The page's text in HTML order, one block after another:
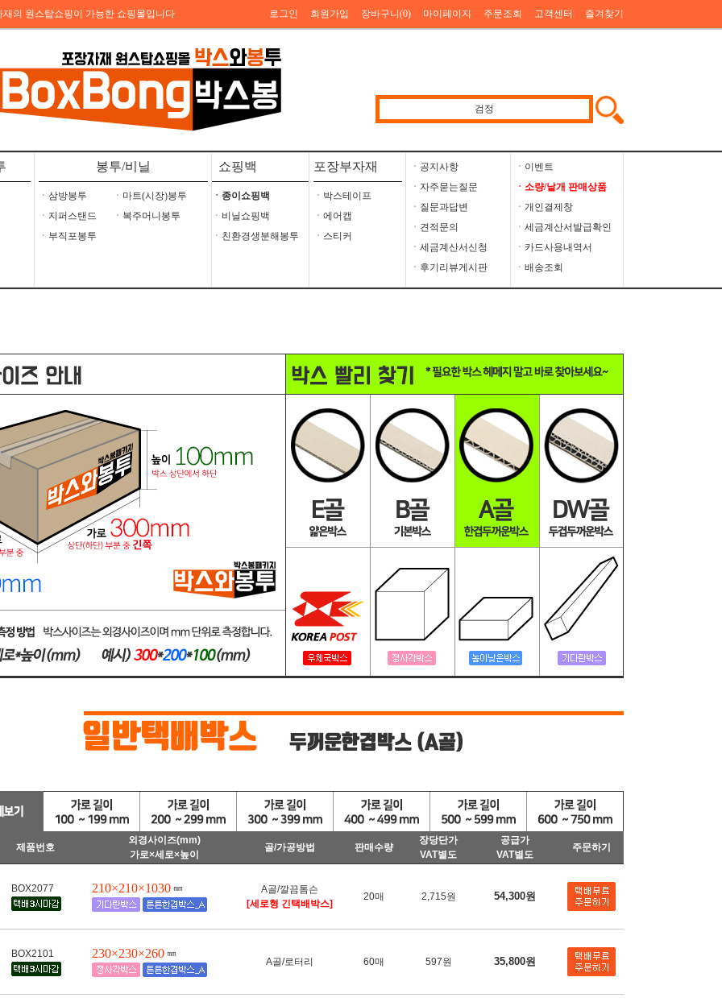
의 원스탑쇼핑이 가능한 쇼핑몰입니다 로그인 회원가입 장바구니(0) 마이페이지 주문조회 고객센터 즐겨찾기
봉투/비닐
ㆍ삼방봉투
ㆍ마트(시장)봉투
ㆍ지퍼스탠드
ㆍ복주머니봉투
ㆍ부직포봉투
쇼핑백
ㆍ종이쇼핑백
ㆍ비닐쇼핑백
ㆍ친환경생분해봉투
포장부자재
ㆍ박스테이프
ㆍ에어캡
ㆍ스티커
ㆍ공지사항
ㆍ자주묻는질문
ㆍ질문과답변
ㆍ견적문의
ㆍ세금계산서신청
ㆍ후기리뷰게시판
ㆍ이벤트
ㆍ소량/낱개 판매상품
ㆍ개인결제창
ㆍ세금계산서발급확인
ㆍ카드사용내역서
ㆍ배송조회
제품번호
외경사이즈(mm)
가로×세로×높이
골/가공방법 판매수량
장당단가
VAT별도
공급가
VAT별도
주문하기
BOX2077 210×210×1030 ㎜
A골/깔끔톰슨
[세로형 긴택배박스]
20매 2,715원 54,300원
BOX2101 230×230×260 ㎜
A골/로터리 60매 597원 35,800원